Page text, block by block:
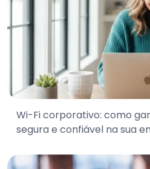
Wi-Fi corporativo: como
segura e confiável na sua